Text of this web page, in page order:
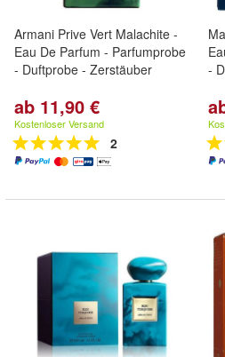
Armani Prive Vert Malachite -
Eau De Parfum - Parfumprobe
- Duftprobe - Zerstäuber
ab 11,90 €
Kostenloser Versand
2
-